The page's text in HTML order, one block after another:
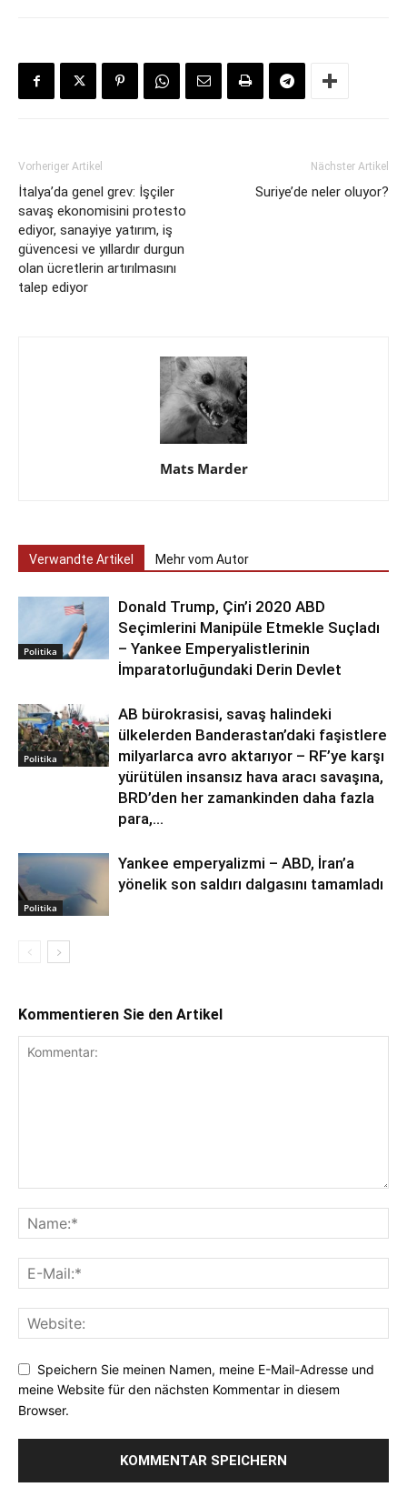
Vorheriger Artikel
İtalya’da genel grev: İşçiler
savaş ekonomisini protesto
ediyor, sanayiye yatırım, iş
güvencesi ve yıllardır durgun
olan ücretlerin artırılmasını
talep ediyor
Nächster Artikel
Suriye’de neler oluyor?
Mats Marder
Verwandte Artikel Mehr vom Autor
Politika
Donald Trump, Çin’i 2020 ABD
Seçimlerini Manipüle Etmekle Suçladı
– Yankee Emperyalistlerinin
İmparatorluğundaki Derin Devlet
Politika
AB bürokrasisi, savaş halindeki
ülkelerden Banderastan’daki faşistlere
milyarlarca avro aktarıyor – RF’ye karşı
yürütülen insansız hava aracı savaşına,
BRD’den her zamankinden daha fazla
para,...
Politika
Yankee emperyalizmi – ABD, İran’a
yönelik son saldırı dalgasını tamamladı
Kommentieren Sie den Artikel
Speichern Sie meinen Namen, meine E-Mail-Adresse und
meine Website für den nächsten Kommentar in diesem
Browser.